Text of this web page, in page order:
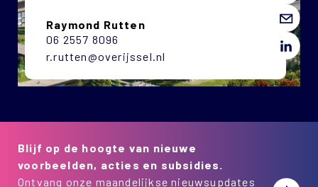
Raymond Rutten
06 2557 8096
r.rutten@overijssel.nl
Blijf op de hoogte van nieuwe
voorbeelden, acties en subsidies.
Ontvang onze maandelijkse nieuwsupdates